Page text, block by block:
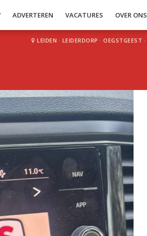
ADVERTEREN VACATURES OVER ONS
LEIDEN · LEIDERDORP · OEGSTGEEST ·